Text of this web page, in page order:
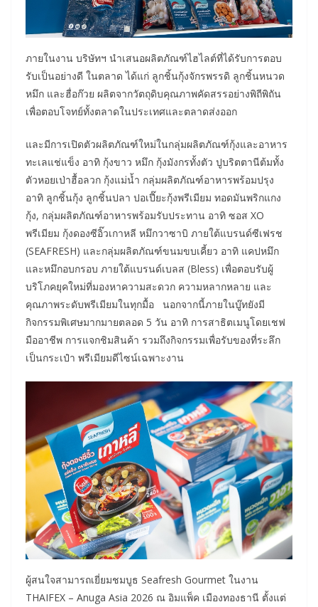
ภายในงาน บริษัทฯ นำเสนอผลิตภัณฑ์ไฮไลต์ที่ได้รับการตอบ
รับเป็นอย่างดี ในตลาด ได้แก่ ลูกชิ้นกุ้งจักรพรรดิ ลูกชิ้นหนวด
หมึก และฮื่อก๊วย ผลิตจากวัตถุดิบคุณภาพคัดสรรอย่างพิถีพิถัน
เพื่อตอบโจทย์ทั้งตลาดในประเทศและตลาดส่งออก
และมีการเปิดตัวผลิตภัณฑ์ใหม่ในกลุ่มผลิตภัณฑ์กุ้งและอาหาร
ทะเลแช่แข็ง อาทิ กุ้งขาว หมึก กุ้งมังกรทั้งตัว ปูบริตตานีต้มทั้ง
ตัวหอยเป่าฮื้อลวก กุ้งแม่น้ำ กลุ่มผลิตภัณฑ์อาหารพร้อมปรุง
อาทิ ลูกชิ้นกุ้ง ลูกชิ้นปลา ปอเปี๊ยะกุ้งพรีเมียม ทอดมันพริกแกง
กุ้ง, กลุ่มผลิตภัณฑ์อาหารพร้อมรับประทาน อาทิ ซอส XO
พรีเมียม กุ้งดองซีอิ๊วเกาหลี หมึกวาซาบิ ภายใต้แบรนด์ซีเฟรช
(SEAFRESH) และกลุ่มผลิตภัณฑ์ขนมขบเคี้ยว อาทิ แคปหมึก
และหมึกอบกรอบ ภายใต้แบรนด์เบลส (Bless) เพื่อตอบรับผู้
บริโภคยุคใหม่ที่มองหาความสะดวก ความหลากหลาย และ
คุณภาพระดับพรีเมียมในทุกมื้อ นอกจากนี้ภายในบู๊ทยังมี
กิจกรรมพิเศษมากมายตลอด 5 วัน อาทิ การสาธิตเมนูโดยเชฟ
มืออาชีพ การแจกชิมสินค้า รวมถึงกิจกรรมเพื่อรับของที่ระลึก
เป็นกระเป๋า พรีเมียมดีไซน์เฉพาะงาน
ผู้สนใจสามารถเยี่ยมชมบูธ Seafresh Gourmet ในงาน
THAIFEX – Anuga Asia 2026 ณ อิมแพ็ค เมืองทองธานี ตั้งแต่